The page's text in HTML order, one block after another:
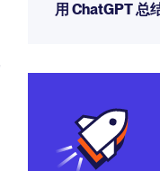
用 ChatGPT 总